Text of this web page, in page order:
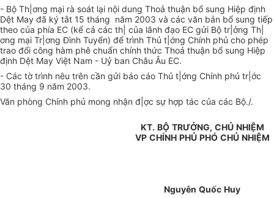
- Bộ Th|ơng mại rà soát lại nội dung Thoả thuận bổ sung Hiệp định
Dệt May đã ký tắt 15 tháng năm 2003 và các văn bản bổ sung tiếp
theo của phía EC (kể cả các th| của lãnh đạo EC gửi Bộ tr|ởng Th|
ơng mại Tr|ơng Đình Tuyển) để trình Thủ t|ớng Chính phủ cho phép
trao đổi công hàm phê chuẩn chính thức Thoả thuận bổ sung Hiệp
định Dệt May Việt Nam - Uỷ ban Châu Âu EC.
- Các tờ trình nêu trên cần gửi báo cáo Thủ t|ớng Chính phủ tr|ớc
30 tháng 9 năm 2003.
Văn phòng Chính phủ mong nhận đ|ợc sự hợp tác của các Bộ./.
KT. BỘ TRƯỞNG, CHỦ NHIỆM
VP CHÍNH PHỦ PHÓ CHỦ NHIỆM
Nguyễn Quốc Huy